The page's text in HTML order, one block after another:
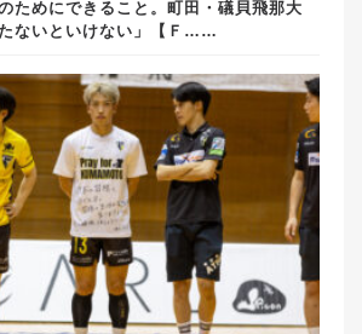
ためにできること。町田・礒貝飛那大
たないといけない」【Ｆ……